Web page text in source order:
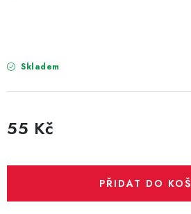
PIŇATY
ROZLUČKA SE SVOBODOU
STUHY A MAŠLE
SEZÓNNÍ SVÁTKY
Skladem
55 Kč
PŘIDAT DO